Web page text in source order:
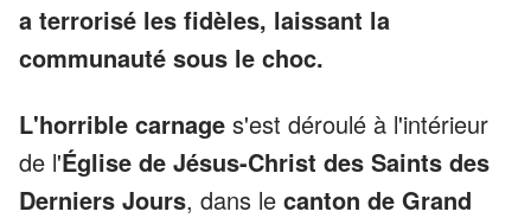
a terrorisé les fidèles, laissant la
communauté sous le choc.
L'horrible carnage s'est déroulé à l'intérieur
de l'Église de Jésus-Christ des Saints des
Derniers Jours, dans le canton de Grand